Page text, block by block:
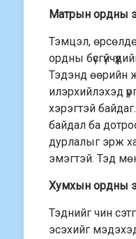
Матрын ордны
Тэмцэл,
ордны
Тэдэнд өөрийн
илэрхийлэхэд
хэрэгтэй
байдал ба
дурлалыг эрж
эмэгтэй. Тэд
Хумхын ордны
Тэднийг чин
эсэхийг